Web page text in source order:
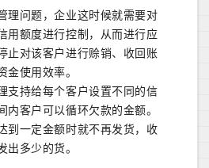
理问题，企业这时候就需要对
用额度进行控制，从而进行应
止对该客户进行赊销、收回账
金使用效率。
支持给每个客户设置不同的信
内客户可以循环欠款的金额。
到一定金额时就不再发货，收
出多少的货。